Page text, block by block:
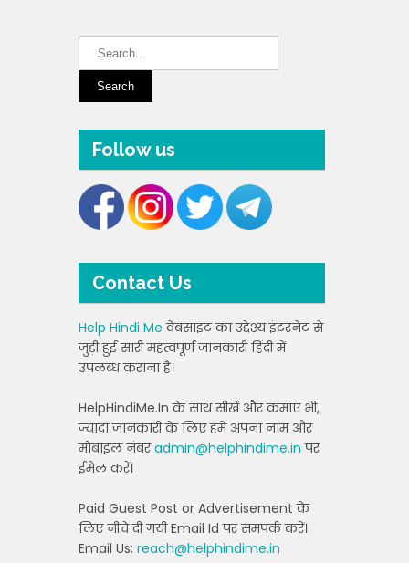
Follow us
Contact Us
Help Hindi Me वेबसाइट का उद्देश्य इंटरनेट से
जुड़ी हुई सारी महत्वपूर्ण जानकारी हिंदी में
उपलब्ध कराना है।
HelpHindiMe.In के साथ सीखें और कमाएं भी,
ज्यादा जानकारी के लिए हमें अपना नाम और
मोबाइल नंबरadmin@helphindime.in पर
ईमेल करें।
Paid Guest Post or Advertisement के
लिए नीचे दी गयी Email Id पर समपर्क करें।
Email Us: reach@helphindime.in